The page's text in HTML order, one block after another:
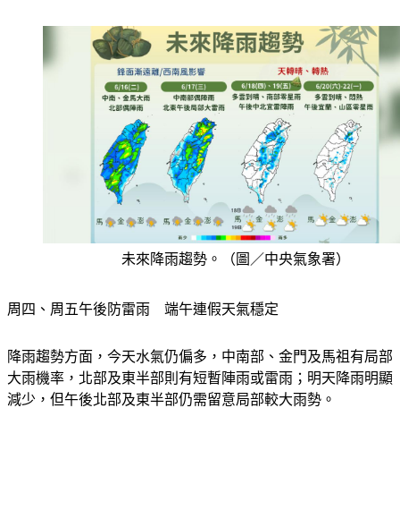
未來降雨趨勢。（圖／中央氣象署）
大雨機率，北部及東半部則有短暫陣雨或雷雨；明天降雨明顯
減少，但午後北部及東半部仍需留意局部較大雨勢。